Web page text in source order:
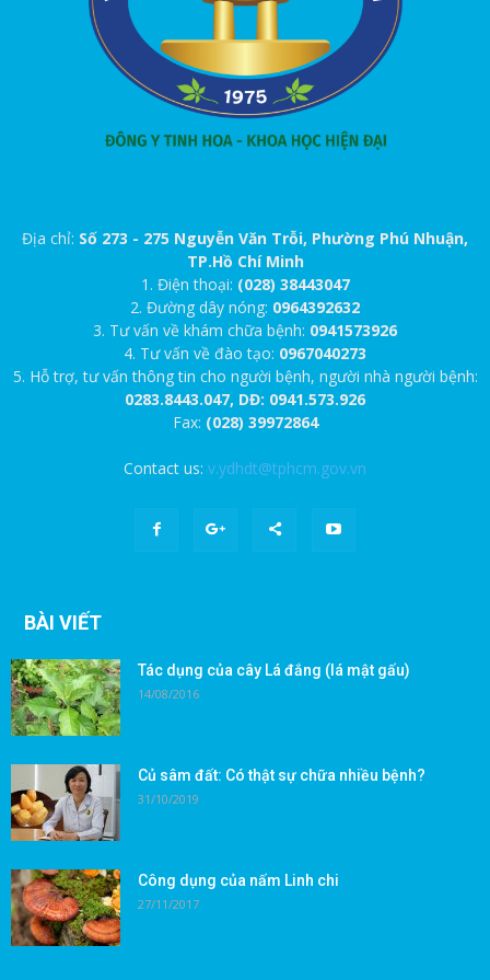
Địa chỉ: Số 273 - 275 Nguyễn Văn Trỗi, Phường Phú Nhuận,
TP.Hồ Chí Minh
1. Điện thoại: (028) 38443047
2. Đường dây nóng: 0964392632
3. Tư vấn về khám chữa bệnh: 0941573926
4. Tư vấn về đào tạo: 0967040273
5. Hỗ trợ, tư vấn thông tin cho người bệnh, người nhà người bệnh:
0283.8443.047, DĐ: 0941.573.926
Fax: (028) 39972864
Contact us: v.ydhdt@tphcm.gov.vn
BÀI VIẾT
Tác dụng của cây Lá đắng (lá mật gấu)
14/08/2016
Củ sâm đất: Có thật sự chữa nhiều bệnh?
31/10/2019
Công dụng của nấm Linh chi
27/11/2017